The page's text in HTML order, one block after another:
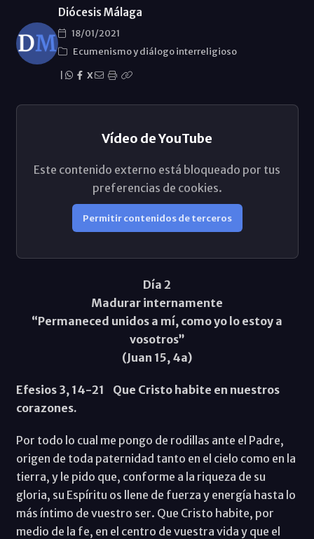
Diócesis Málaga
18/01/2021
Ecumenismo y diálogo interreligioso
X
Vídeo de YouTube
Este contenido externo está bloqueado por tus
preferencias de cookies.
Permitir contenidos de terceros
Día 2
Madurar internamente
“Permaneced unidos a mí, como yo lo estoy a
vosotros”
(Juan 15, 4a)
Efesios 3, 14-21 Que Cristo habite en nuestros
corazones.
Por todo lo cual me pongo de rodillas ante el Padre,
origen de toda paternidad tanto en el cielo como en la
tierra, y le pido que, conforme a la riqueza de su
gloria, su Espíritu os llene de fuerza y energía hasta lo
más íntimo de vuestro ser. Que Cristo habite, por
medio de la fe, en el centro de vuestra vida y que el